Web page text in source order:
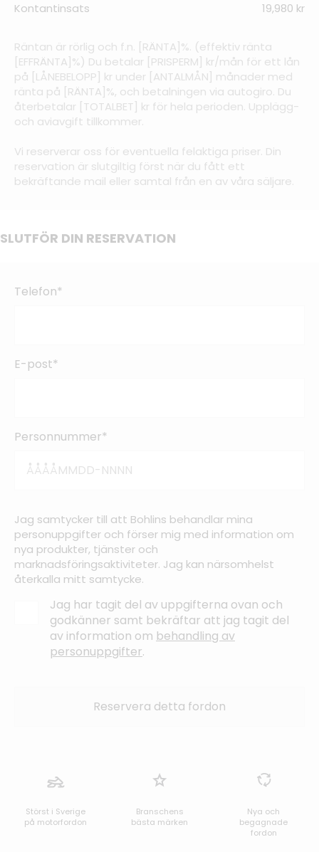
Kontantinsats
19,980 kr
Räntan är rörlig och f.n. [RÄNTA]%. (effektiv ränta
[EFFRÄNTA]%) Du betalar [PRISPERM] kr/mån för ett lån
på [LÅNEBELOPP] kr under [ANTALMÅN] månader med
ränta på [RÄNTA]%, och betalningen via autogiro. Du
återbetalar [TOTALBET] kr för hela perioden. Upplägg-
och aviavgift tillkommer.
Vi reserverar oss för eventuella felaktiga priser. Din
reservation är slutgiltig först när du fått ett
bekräftande mail eller samtal från en av våra säljare.
SLUTFÖR DIN RESERVATION
Telefon*
E-post*
Personnummer*
Jag samtycker till att Bohlins behandlar mina
personuppgifter och förser mig med information om
nya produkter, tjänster och
marknadsföringsaktiviteter. Jag kan närsomhelst
återkalla mitt samtycke.
Jag har tagit del av uppgifterna ovan och
godkänner samt bekräftar att jag tagit del
av information om behandling av
personuppgifter.
Störst i Sverige
på motorfordon
Branschens
bästa märken
Nya och
begagnade
fordon